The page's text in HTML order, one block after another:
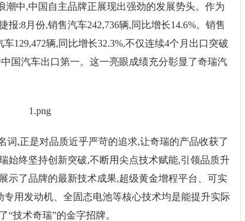
潮中,中国自主品牌正展现出强劲的发展势头。作为
:8月份,销售汽车242,736辆,同比增长14.6%。销售
129,472辆,同比增长32.3%,不仅连续4个月出口突破
国汽车出口第一。这一亮眼成绩充分彰显了奇瑞汽
词,正是对品质近乎严苛的追求,让奇瑞的产品收获了
始终坚持创新突破,不断用尖点技术赋能,引领品质升
示了品牌的最新技术成果,超级黄金增程平台、可实
用发动机、全固态电池等核心技术均是能提升实际
“技术奇瑞”的金字招牌。